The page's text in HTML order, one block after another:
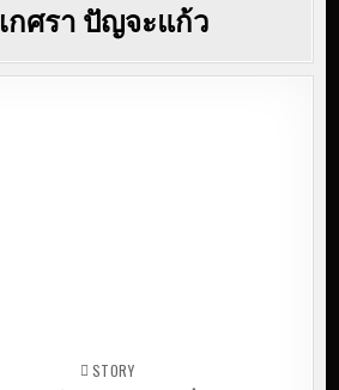
เกศรา ปัญจะแก้ว
STORY